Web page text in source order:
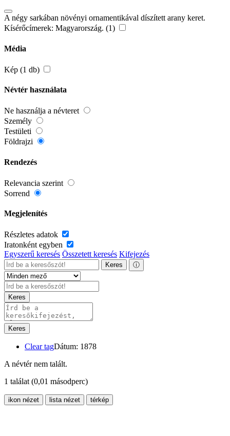
A négy sarkában növényi ornamentikával díszített arany keret.
Kísérőcímerek: Magyarország. (1)
Média
Kép (1 db)
Névtér használata
Ne használja a névteret
Személy
Testületi
Földrajzi
Rendezés
Relevancia szerint
Sorrend
Megjelenítés
Részletes adatok
Iratonként egyben
Egyszerű keresés Összetett keresés Kifejezés
Keres ⓘ
Keres
Keres
Clear tagDátum: 1878
A névtér nem talált.
1 találat(0,01 másodperc)
ikon nézet lista nézet térkép